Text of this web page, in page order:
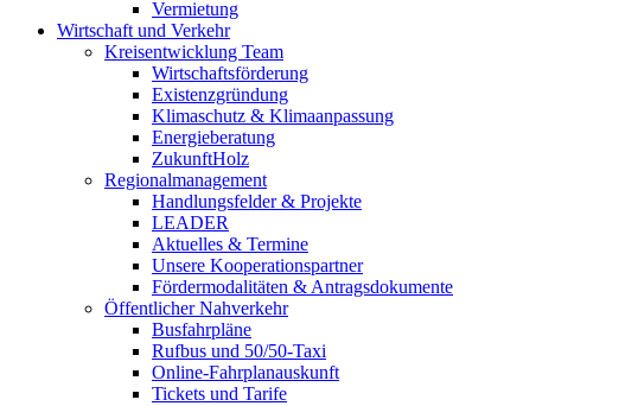
Vermietung
Wirtschaft und Verkehr
Kreisentwicklung Team
Wirtschaftsförderung
Existenzgründung
Klimaschutz & Klimaanpassung
Energieberatung
ZukunftHolz
Regionalmanagement
Handlungsfelder & Projekte
LEADER
Aktuelles & Termine
Unsere Kooperationspartner
Fördermodalitäten & Antragsdokumente
Öffentlicher Nahverkehr
Busfahrpläne
Rufbus und 50/50-Taxi
Online-Fahrplanauskunft
Tickets und Tarife